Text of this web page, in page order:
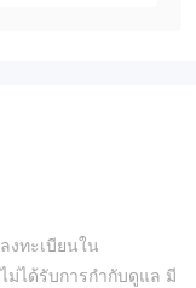
งทะเบียนใน
ม่ได้รับการกำกับดูแล มี